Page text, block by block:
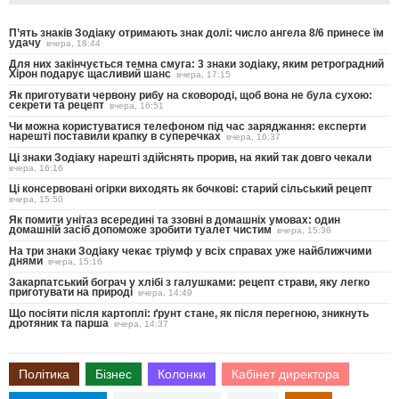
П’ять знаків Зодіаку отримають знак долі: число ангела 8/6 принесе їм
удачу вчера, 18:44
Для них закінчується темна смуга: 3 знаки зодіаку, яким ретроградний
Хірон подарує щасливий шанс вчера, 17:15
Як приготувати червону рибу на сковороді, щоб вона не була сухою:
секрети та рецепт вчера, 16:51
Чи можна користуватися телефоном під час заряджання: експерти
нарешті поставили крапку в суперечках вчера, 16:37
Ці знаки Зодіаку нарешті здійснять прорив, на який так довго чекали
вчера, 16:16
Ці консервовані огірки виходять як бочкові: старий сільський рецепт
вчера, 15:50
Як помити унітаз всередині та ззовні в домашніх умовах: один
домашній засіб допоможе зробити туалет чистим вчера, 15:36
На три знаки Зодіаку чекає тріумф у всіх справах уже найближчими
днями вчера, 15:16
Закарпатський бограч у хлібі з галушками: рецепт страви, яку легко
приготувати на природі вчера, 14:49
Що посіяти після картоплі: ґрунт стане, як після перегною, зникнуть
дротяник та парша вчера, 14:37
Політика Бізнес Колонки Кабінет директора